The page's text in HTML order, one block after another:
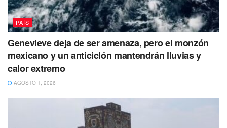
PAÍS
Genevieve deja de ser amenaza, pero el monzón
mexicano y un anticiclón mantendrán lluvias y
calor extremo
AGOSTO 1, 2026